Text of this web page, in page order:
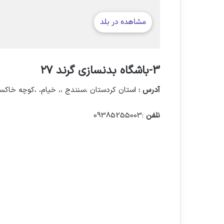
3-باشگاه بدنسازی گرند ۲۷
آدرس : استان کردستان ،سنندج ،، خیام، ،کوچه
نلفن :09385255003